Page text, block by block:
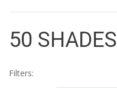
50 SHADES
Filters: